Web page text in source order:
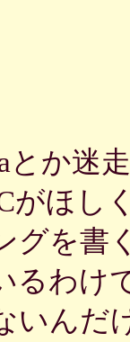
とか迷
がほし
グを書
るわけ
いんだ